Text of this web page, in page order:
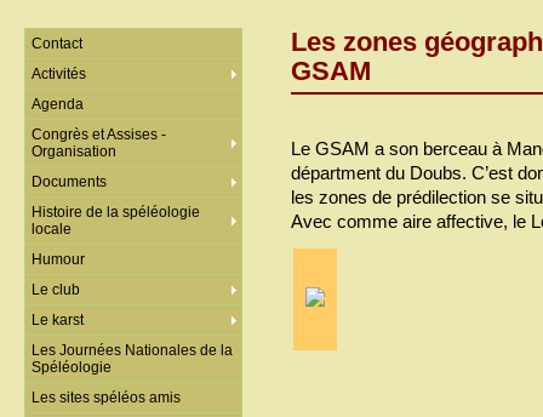
Les zones
GSAM
Le GSAM a son berceau à
départment du Doubs. C’est
les zones de prédilection se
Avec comme aire affective, le
Contact
Activités
Agenda
Congrès et Assises -
Organisation
Documents
Histoire de la spéléologie
locale
Humour
Le club
Le karst
Les Journées Nationales de la
Spéléologie
Les sites spéléos amis